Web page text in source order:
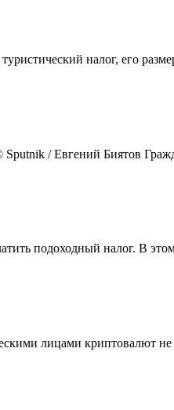
налог, его
/ Евгений Биятов
подоходный налог. В
лицами криптовалют